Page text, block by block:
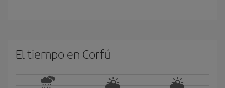
El tiempo en Corfú